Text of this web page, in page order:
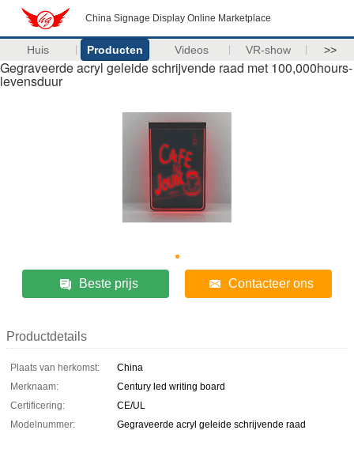
China Signage Display Online Marketplace
Huis Producten Videos VR-show >>
Gegraveerde acryl geleide schrijvende raad met 100,000hours-
levensduur
Beste prijs Contacteer ons
Productdetails
Plaats van herkomst:
China
Merknaam:
Century led writing board
Certificering:
CE/UL
Modelnummer:
Gegraveerde acryl geleide schrijvende raad